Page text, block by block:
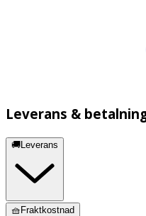
Leverans &
🚚Leverans
🧺Fraktkostnad